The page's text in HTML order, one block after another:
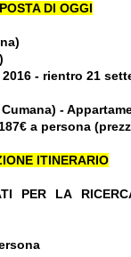
DI OGGI
- rientro 21
-
187€ a persona
ITINERARIO
PER LA